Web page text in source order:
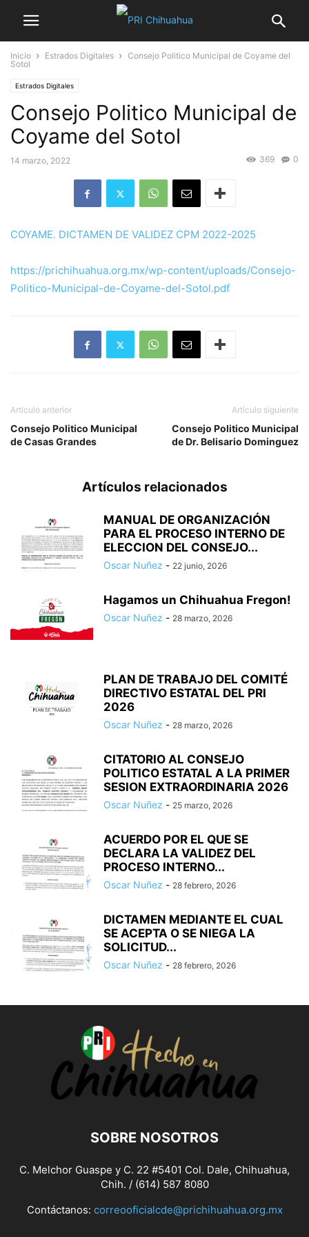
Inicio Estrados Digitales
Consejo Politico Municipal de Coyame del
Sotol
Estrados Digitales
Consejo Politico Municipal de
Coyame del Sotol
14 marzo, 2022 0
369
COYAME. DICTAMEN DE VALIDEZ CPM 2022-2025
https://prichihuahua.org.mx/wp-content/uploads/Consejo-
Politico-Municipal-de-Coyame-del-Sotol.pdf
Artículo anterior
Consejo Politico Municipal
de Casas Grandes
Artículo siguiente
Consejo Politico Municipal
de Dr. Belisario Dominguez
Artículos relacionados
MANUAL DE ORGANIZACIÓN
PARA EL PROCESO INTERNO DE
ELECCION DEL CONSEJO...
Oscar Nuñez - 22 junio, 2026
Hagamos un Chihuahua Fregon!
Oscar Nuñez - 28 marzo, 2026
PLAN DE TRABAJO DEL COMITÉ
DIRECTIVO ESTATAL DEL PRI
2026
Oscar Nuñez - 28 marzo, 2026
CITATORIO AL CONSEJO
POLITICO ESTATAL A LA PRIMER
SESION EXTRAORDINARIA 2026
Oscar Nuñez - 25 marzo, 2026
ACUERDO POR EL QUE SE
DECLARA LA VALIDEZ DEL
PROCESO INTERNO...
Oscar Nuñez - 28 febrero, 2026
DICTAMEN MEDIANTE EL CUAL
SE ACEPTA O SE NIEGA LA
SOLICITUD...
Oscar Nuñez - 28 febrero, 2026
SOBRE NOSOTROS
C. Melchor Guaspe y C. 22 #5401 Col. Dale, Chihuahua,
Chih. / (614) 587 8080
Contáctanos: correooficialcde@prichihuahua.org.mx